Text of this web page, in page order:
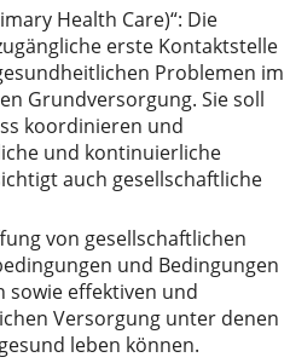
Health Care)“: Die
erste Kontaktstelle
Problemen im
Grundversorgung. Sie soll
koordinieren und
und kontinuierliche
auch gesellschaftliche
von gesellschaftlichen
und Bedingungen
sowie effektiven und
Versorgung unter denen
leben können.